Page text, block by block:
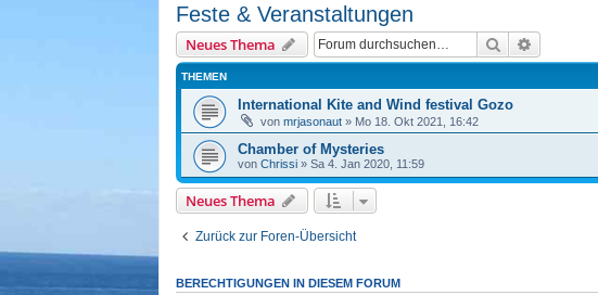
Feste & Veranstaltungen
Neues Thema Suche
THEMEN
International Kite and Wind festival Gozo
von mrjasonaut » Mo 18. Okt 2021, 16:42
Chamber of Mysteries
von Chrissi » Sa 4. Jan 2020, 11:59
Neues Thema
Zurück zur Foren-Übersicht
BERECHTIGUNGEN IN DIESEM FORUM